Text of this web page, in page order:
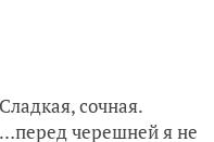
сочная.
черешней я не